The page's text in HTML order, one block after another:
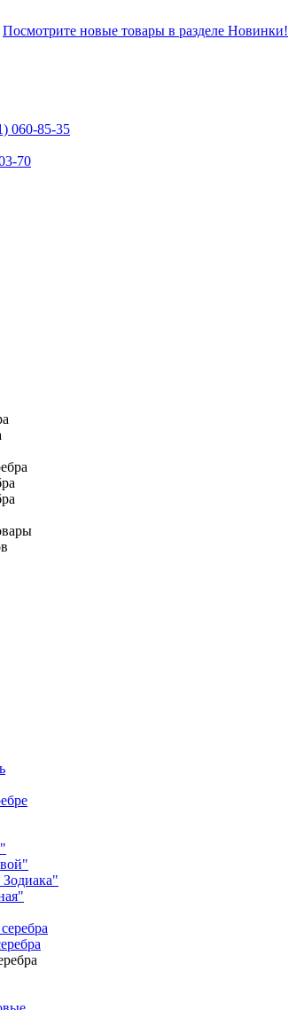
Посмотрите новые товары в разделе Новинки!
060-85-35
70